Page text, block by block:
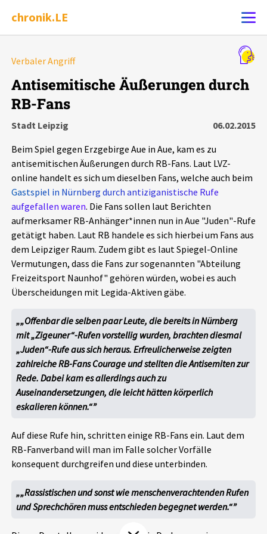
chronik.LE
Chronik
Leipziger Zustände
Schlaglichter
Phänomene
Aktuelles
Veranstaltungen
Pressemitteilungen
Podcasts
Über uns
Projektbeschreibung
Kontakt
Unterstützer_innen
chronik.LE in der Presse
Verbaler Angriff
Antisemitische Äußerungen durch
RB-Fans
Stadt Leipzig
06.02.2015
Beim Spiel gegen Erzgebirge Aue in Aue, kam es zu
antisemitischen Äußerungen durch RB-Fans. Laut LVZ-
online handelt es sich um dieselben Fans, welche auch beim
Gastspiel in Nürnberg durch antiziganistische Rufe
aufgefallen waren. Die Fans sollen laut Berichten
aufmerksamer RB-Anhänger*innen nun in Aue "Juden"-Rufe
getätigt haben. Laut RB handele es sich hierbei um Fans aus
dem Leipziger Raum. Zudem gibt es laut Spiegel-Online
Vermutungen, dass die Fans zur sogenannten "Abteilung
Freizeitsport Naunhof" gehören würden, wobei es auch
Überscheidungen mit Legida-Aktiven gäbe.
„Offenbar die selben paar Leute, die bereits in Nürnberg
mit „Zigeuner“-Rufen vorstellig wurden, brachten diesmal
„Juden“-Rufe aus sich heraus. Erfreulicherweise zeigten
zahlreiche RB-Fans Courage und stellten die Antisemiten zur
Rede. Dabei kam es allerdings auch zu
Auseinandersetzungen, die leicht hätten körperlich
eskalieren können.“
Auf diese Rufe hin, schritten einige RB-Fans ein. Laut dem
RB-Fanverband will man im Falle solcher Vorfälle
konsequent durchgreifen und diese unterbinden.
„Rassistischen und sonst wie menschenverachtenden Rufen
und Sprechchören muss entschieden begegnet werden.“
Alle Ereignisse
Ereignisse
Ereignisse